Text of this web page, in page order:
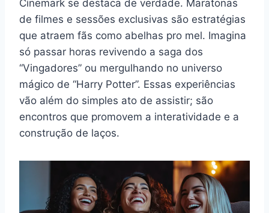
Cinemark se destaca de verdade. Maratonas
de filmes e sessões exclusivas são estratégias
que atraem fãs como abelhas pro mel. Imagina
só passar horas revivendo a saga dos
“Vingadores” ou mergulhando no universo
mágico de “Harry Potter”. Essas experiências
vão além do simples ato de assistir; são
encontros que promovem a interatividade e a
construção de laços.